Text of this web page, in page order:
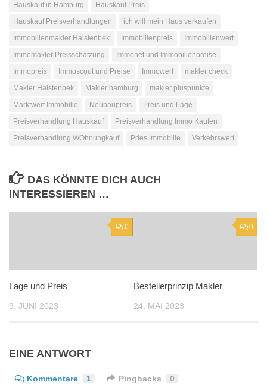
Hauskauf in Hamburg
Hauskauf Preis
Hauskauf Preisverhandlungen
ich will mein Haus verkaufen
Immobilienmakler Halstenbek
Immobilienpreis
Immobilienwert
Immomakler Preisschätzung
Immonet und Immobilienpreise
Immopreis
Immoscout und Preise Immowert
makler check
Makler Halstenbek
Makler hamburg
makler pluspunkte
Marktwert Immobilie
Neubaupreis
Preis und Lage
Preisverhandlung Hauskauf
Preisverhandlung Immo Kaufen
Preisverhandlung WOhnungkauf
Pries Immobilie Verkehrswert
DAS KÖNNTE DICH AUCH
INTERESSIEREN …
0
Lage und Preis
9. JUNI 2023
0
Bestellerprinzip Makler
24. MAI 2023
EINE ANTWORT
Kommentare 1 Pingbacks 0